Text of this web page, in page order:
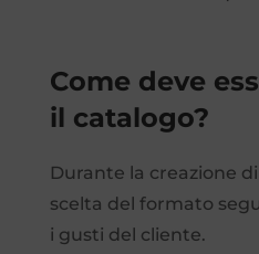
Come deve
il catalogo?
Durante la creazione
scelta del formato
i gusti del cliente.